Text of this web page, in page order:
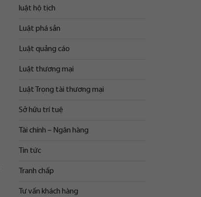
luật hộ tịch
Luật phá sản
Luật quảng cáo
Luật thương mại
Luật Trọng tài thương mại
Sở hữu trí tuệ
Tài chính – Ngân hàng
Tin tức
Tranh chấp
Tư vấn khách hàng